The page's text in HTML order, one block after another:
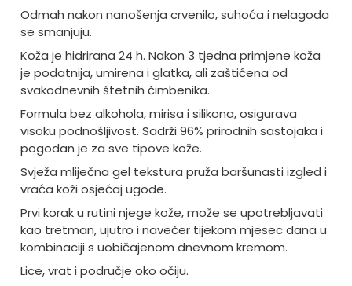
Odmah nakon nanošenja crvenilo, suhoća i nelagoda
se smanjuju.
Koža je hidrirana 24 h. Nakon 3 tjedna primjene koža
je podatnija, umirena i glatka, ali zaštićena od
svakodnevnih štetnih čimbenika.
Formula bez alkohola, mirisa i silikona, osigurava
visoku podnošljivost. Sadrži 96% prirodnih sastojaka i
pogodan je za sve tipove kože.
Svježa mliječna gel tekstura pruža baršunasti izgled i
vraća koži osjećaj ugode.
Prvi korak u rutini njege kože, može se upotrebljavati
kao tretman, ujutro i navečer tijekom mjesec dana u
kombinaciji s uobičajenom dnevnom kremom.
Lice, vrat i područje oko očiju.